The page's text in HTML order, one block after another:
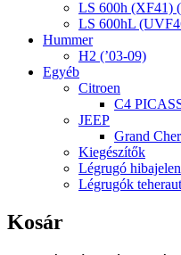
LS 600h (XF41)
LS 600hL
Hummer
H2 (’03-09)
Egyéb
Citroen
C4
JEEP
Grand
Kiegészítők
Légrugó
Légrugók
Kosár